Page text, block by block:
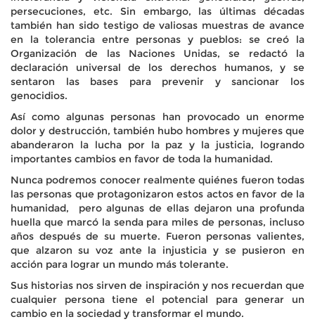
persecuciones, etc. Sin embargo, las últimas décadas
también han sido testigo de valiosas muestras de avance
en la tolerancia entre personas y pueblos: se creó la
Organización de las Naciones Unidas, se redactó la
declaración universal de los derechos humanos, y se
sentaron las bases para prevenir y sancionar los
genocidios.
Así como algunas personas han provocado un enorme
dolor y destrucción, también hubo hombres y mujeres que
abanderaron la lucha por la paz y la justicia, logrando
importantes cambios en favor de toda la humanidad.
Nunca podremos conocer realmente quiénes fueron todas
las personas que protagonizaron estos actos en favor de la
humanidad, pero algunas de ellas dejaron una profunda
huella que marcó la senda para miles de personas, incluso
años después de su muerte. Fueron personas valientes,
que alzaron su voz ante la injusticia y se pusieron en
acción para lograr un mundo más tolerante.
Sus historias nos sirven de inspiración y nos recuerdan que
cualquier persona tiene el potencial para generar un
cambio en la sociedad y transformar el mundo.